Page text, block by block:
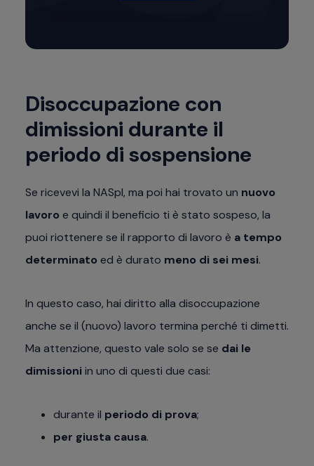
Disoccupazione con
dimissioni durante il
periodo di sospensione
Se ricevevi la NASpI, ma poi hai trovato un nuovo
lavoro e quindi il beneficio ti è stato sospeso, la
puoi riottenere se il rapporto di lavoro è a tempo
determinato ed è durato meno di sei mesi.
In questo caso, hai diritto alla disoccupazione
anche se il (nuovo) lavoro termina perché ti dimetti.
Ma attenzione, questo vale solo se se dai le
dimissioni in uno di questi due casi:
durante il periodo di prova;
per giusta causa.